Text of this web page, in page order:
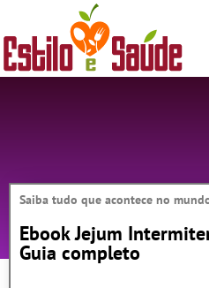
Saiba tudo que acontece no
Ebook Jejum
Guia completo